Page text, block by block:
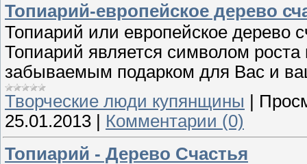
Топиарий-европейское дерево
Топиарий или европейское дерево
Топиарий является символом роста
забываемым подарком для Вас и
Творческие люди купянщины
25.01.2013
Комментарии (0)
Топиарий - Дерево Счастья